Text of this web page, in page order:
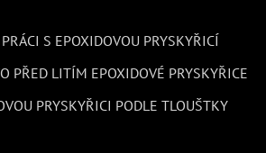
S EPOXIDOVOU PRYSKYŘICÍ
PŘED LITÍM EPOXIDOVÉ PRYSKYŘICE
PRYSKYŘICI PODLE TLOUŠTKY